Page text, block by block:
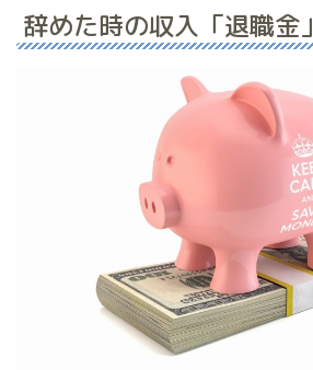
辞めた時の収入「退職金」